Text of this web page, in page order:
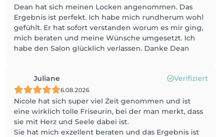
Dean hat sich meinen Locken angenommen. Das
Ergebnis ist perfekt. Ich habe mich rundherum wohl
gefühlt. Er hat sofort verstanden worum es mir ging,
mich beraten und meine Wünsche umgesetzt. Ich
habe den Salon glücklich verlassen. Danke Dean
Juliane Verifiziert
6.08.2026
Nicole hat sich super viel Zeit genommen und ist
eine wirklich tolle Friseurin, bei der man merkt, dass
sie mit Herz und Seele dabei ist.
Sie hat mich exzellent beraten und das Ergebnis ist